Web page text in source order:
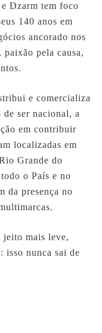
Dzarm tem foco
140 anos em
ancorado nos
pela causa,
e comercializa
ser nacional, a
em contribuir
localizadas em
Grande do
o País e no
da presença no
jeito mais leve,
isso nunca sai de